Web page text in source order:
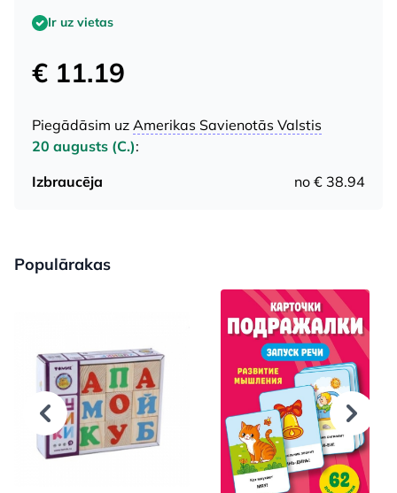
Ir uz vietas
€ 11.19
Piegādāsim uz Amerikas Savienotās Valstis
20 augusts (C.):
Izbraucēja
no € 38.94
Populārakas